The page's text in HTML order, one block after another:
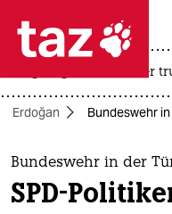
 taz
themen
politik
usa unter
Erdoğan Bundeswehr
Bundeswehr in der
SPD-